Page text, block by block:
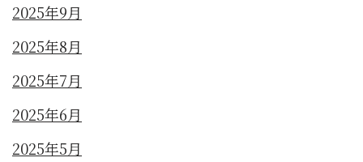
2025年9月
2025年8月
2025年7月
2025年6月
2025年5月